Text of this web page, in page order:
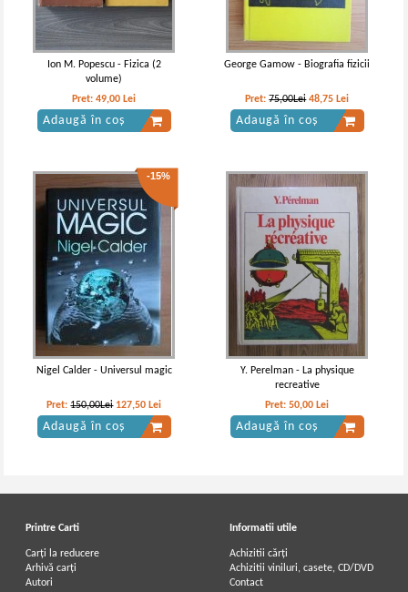
Ion M. Popescu - Fizica (2
volume)
Pret:49,00 Lei
Adaugă în coș
George Gamow - Biografia fizicii
Pret:75,00Lei 48,75 Lei
Adaugă în coș
-15%
Nigel Calder - Universul magic
Pret:150,00Lei 127,50 Lei
Adaugă în coș
Y. Perelman - La physique
recreative
Pret:50,00 Lei
Adaugă în coș
Printre Carti
Carți la reducere
Arhivă carți
Autori
Informatii utile
Achizitii cărți
Achizitii viniluri, casete, CD/DVD
Contact